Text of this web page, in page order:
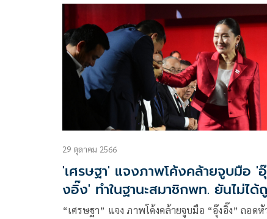
เริ่มจ่ายแล้ว​
29 ตุลาคม 2566
'เศรษฐา' แจงภาพโค้งคล้ายจูบมือ 'อุ๊
งอิ๊ง' ทำในฐานะสมาชิกพท. ยันไม่ได้
ครอบงำ
“เศรษฐา” แจง ภาพโค้งคล้ายจูบมือ “อุ๊งอิ๊ง” ถอด